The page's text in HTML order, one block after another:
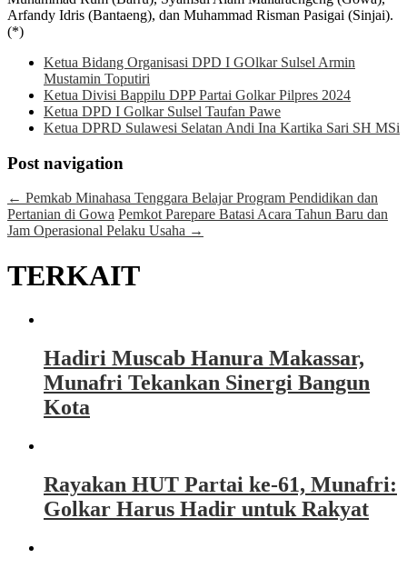
Arfandy Idris (Bantaeng), dan Muhammad Risman Pasigai (Sinjai).
(*)
Ketua Bidang Organisasi DPD I GOlkar Sulsel Armin
Mustamin Toputiri
Ketua Divisi Bappilu DPP Partai Golkar Pilpres 2024
Ketua DPD I Golkar Sulsel Taufan Pawe
Ketua DPRD Sulawesi Selatan Andi Ina Kartika Sari SH MSi
Post navigation
← Pemkab Minahasa Tenggara Belajar Program Pendidikan dan
Pertanian di Gowa Pemkot Parepare Batasi Acara Tahun Baru dan
Jam Operasional Pelaku Usaha →
TERKAIT
Hadiri Muscab Hanura Makassar,
Munafri Tekankan Sinergi Bangun
Kota
Rayakan HUT Partai ke-61, Munafri:
Golkar Harus Hadir untuk Rakyat